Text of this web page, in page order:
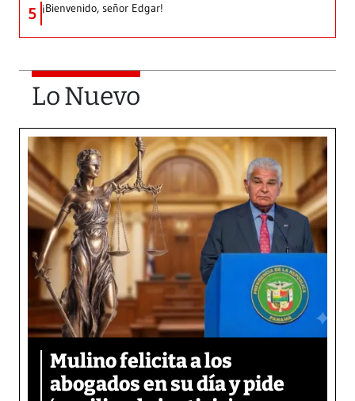
5 ¡Bienvenido, señor Edgar!
Lo Nuevo
Mulino felicita a los
abogados en su día y pide